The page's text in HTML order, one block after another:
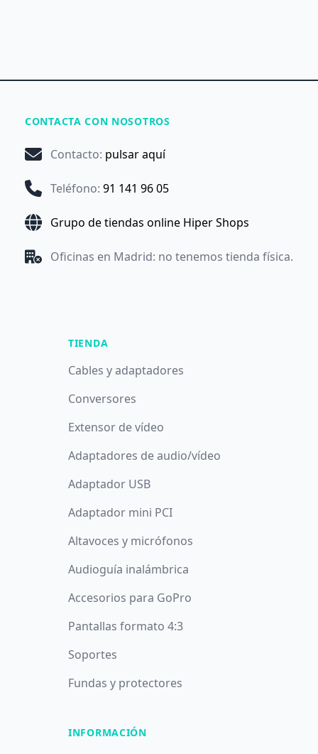
CONTACTA CON NOSOTROS
Contacto: pulsar aquí
Teléfono: 91 141 96 05
Grupo de tiendas online Hiper Shops
Oficinas en Madrid: no tenemos tienda física.
TIENDA
Cables y adaptadores
Conversores
Extensor de vídeo
Adaptadores de audio/vídeo
Adaptador USB
Adaptador mini PCI
Altavoces y micrófonos
Audioguía inalámbrica
Accesorios para GoPro
Pantallas formato 4:3
Soportes
Fundas y protectores
INFORMACIÓN